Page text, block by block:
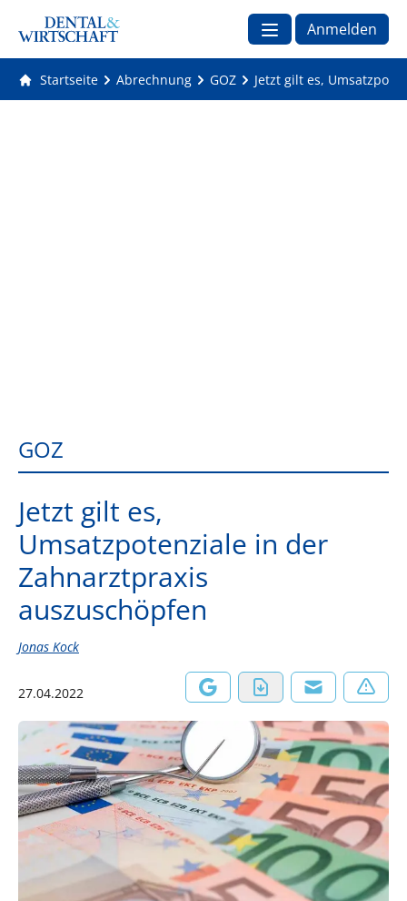
Anmelden
Startseite Abrechnung GOZ Jetzt gilt es,
GOZ
Jetzt gilt es,
Umsatzpotenziale in der
Zahnarztpraxis
auszuschöpfen
Jonas Kock
27.04.2022